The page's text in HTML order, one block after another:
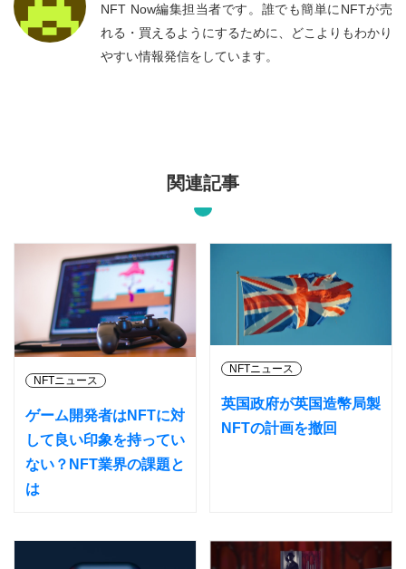
NFT Now編集担当者です。誰でも簡単にNFTが売
れる・買えるようにするために、どこよりもわかり
やすい情報発信をしています。
関連記事
NFTニュース
ゲーム開発者はNFTに対
して良い印象を持ってい
ない？NFT業界の課題と
は
NFTニュース
英国政府が英国造幣局製
NFTの計画を撤回